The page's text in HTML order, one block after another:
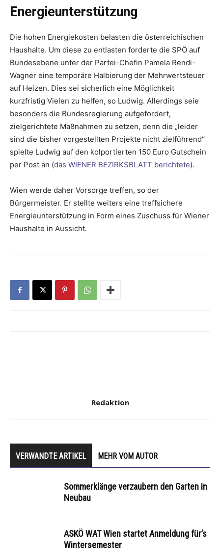
Energieunterstützung
Die hohen Energiekosten belasten die österreichischen
Haushalte. Um diese zu entlasten forderte die SPÖ auf
Bundesebene unter der Partei-Chefin Pamela Rendi-
Wagner eine temporäre Halbierung der Mehrwertsteuer
auf Heizen. Dies sei sicherlich eine Möglichkeit
kurzfristig Vielen zu helfen, so Ludwig. Allerdings seie
besonders die Bundesregierung aufgefordert,
zielgerichtete Maßnahmen zu setzen, denn die „leider
sind die bisher vorgestellten Projekte nicht zielführend“
spielte Ludwig auf den kolportierten 150 Euro Gutschein
per Post an (das WIENER BEZIRKSBLATT berichtete).
Wien werde daher Vorsorge treffen, so der
Bürgermeister. Er stellte weiters eine treffsichere
Energieunterstützung in Form eines Zuschuss für Wiener
Haushalte in Aussicht.
Redaktion
VERWANDTE ARTIKEL MEHR VOM AUTOR
Sommerklänge verzaubern den Garten in
Neubau
ASKÖ WAT Wien startet Anmeldung für’s
Wintersemester